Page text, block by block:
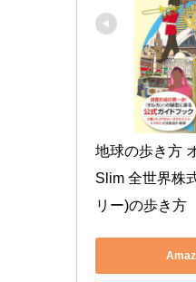
地球の歩き方
Slim 全世界株
リー)の歩き方